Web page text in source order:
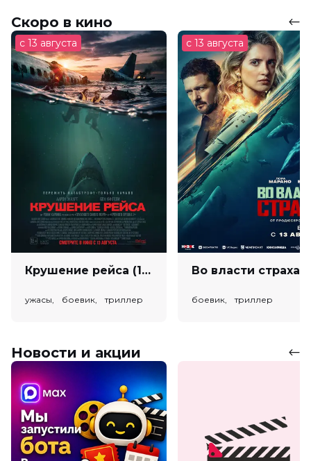
Скоро в кино
с 13 августа
Крушение рейса (18+)
ужасы, боевик, триллер
с 13 августа
боевик, триллер
Новости и акции